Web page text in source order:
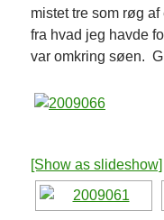
mistet tre som røg
fra hvad jeg havde
var omkring søen.
[Show as slideshow]